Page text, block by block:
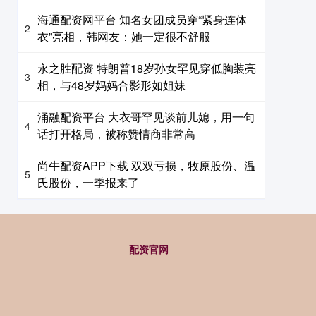
2
海通配资网平台 知名女团成员穿“紧身连体
衣”亮相，韩网友：她一定很不舒服
3
永之胜配资 特朗普18岁孙女罕见穿低胸装亮
相，与48岁妈妈合影形如姐妹
4
涌融配资平台 大衣哥罕见谈前儿媳，用一句
话打开格局，被称赞情商非常高
5
尚牛配资APP下载 双双亏损，牧原股份、温
氏股份，一季报来了
配资官网